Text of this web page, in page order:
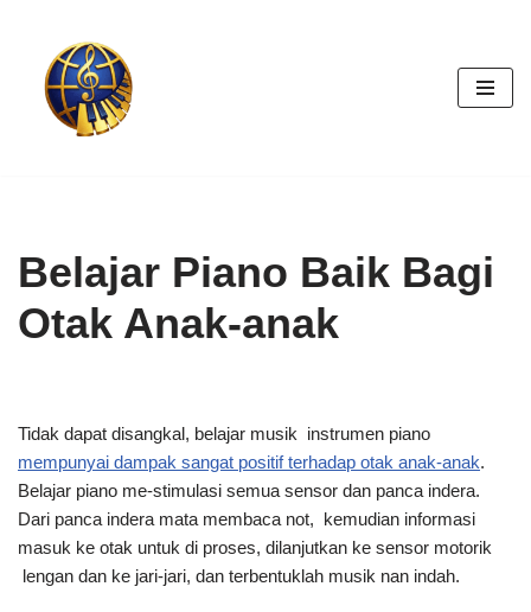
Skip
content
Belajar Piano Baik Bagi
Otak Anak-anak
Tidak dapat disangkal, belajar musik instrumen piano
mempunyai dampak sangat positif terhadap otak anak-anak.
Belajar piano me-stimulasi semua sensor dan panca indera.
Dari panca indera mata membaca not, kemudian informasi
masuk ke otak untuk di proses, dilanjutkan ke sensor motorik
lengan dan ke jari-jari, dan terbentuklah musik nan indah.